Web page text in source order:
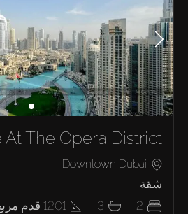
At The Opera District
Downtown Dubai
شقة
2
3
1201 قدم